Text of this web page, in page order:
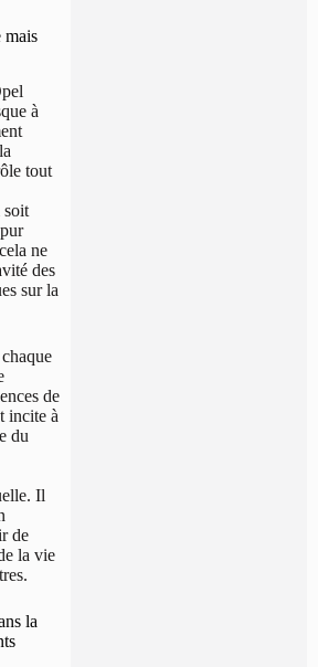
mais
à
tout
soit
ne
des
sur la
de
incite à
du
Il
de
la vie
la